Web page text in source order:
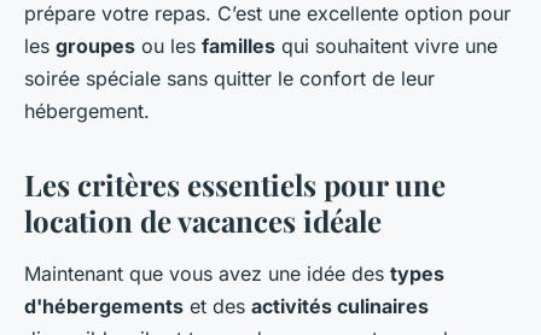
prépare votre repas. C’est une excellente option pour
les groupes ou les familles qui souhaitent vivre une
soirée spéciale sans quitter le confort de leur
hébergement.
Les critères essentiels pour une
location de vacances idéale
Maintenant que vous avez une idée des types
d'hébergements et des activités culinaires